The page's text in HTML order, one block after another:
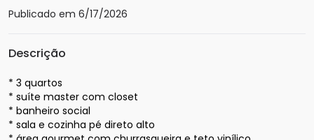
Publicado em 6/17/2026
Descrição
* 3 quartos
* suíte master com closet
* banheiro social
* sala e cozinha pé direto alto